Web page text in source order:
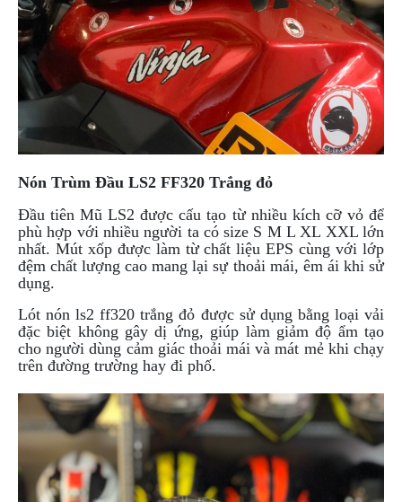
TAI
NGHE
GẮN
MŨ
BẢO
XE
AND
GO
PHỤ
KIỆN
MOTOWOLF
KẸP
ĐIỆN
THOẠI
XE
MÁY
PHỤ
KIỆN
PHƯỢT
Nón Trùm Đầu LS2 FF320 Trắng đỏ
Đầu tiên Mũ LS2 được cấu tạo từ nhiều kích cỡ vỏ để
phù hợp với nhiều người ta có size S M L XL XXL lớn
nhất. Mút xốp được làm từ chất liệu EPS cùng với lớp
đệm chất lượng cao mang lại sự thoải mái, êm ái khi sử
dụng.
Lót nón ls2 ff320 trắng đỏ được sử dụng bằng loại vải
đặc biệt không gây dị ứng, giúp làm giảm độ ẩm tạo
cho người dùng cảm giác thoải mái và mát mẻ khi chạy
trên đường trường hay đi phố.